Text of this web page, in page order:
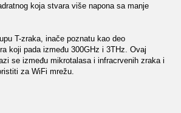
koja stvara više napona sa manje
T-zraka, inače poznatu kao deo
koji pada između 300GHz i 3THz. Ovaj
se između mikrotalasa i infracrvenih zraka i
za WiFi mrežu.